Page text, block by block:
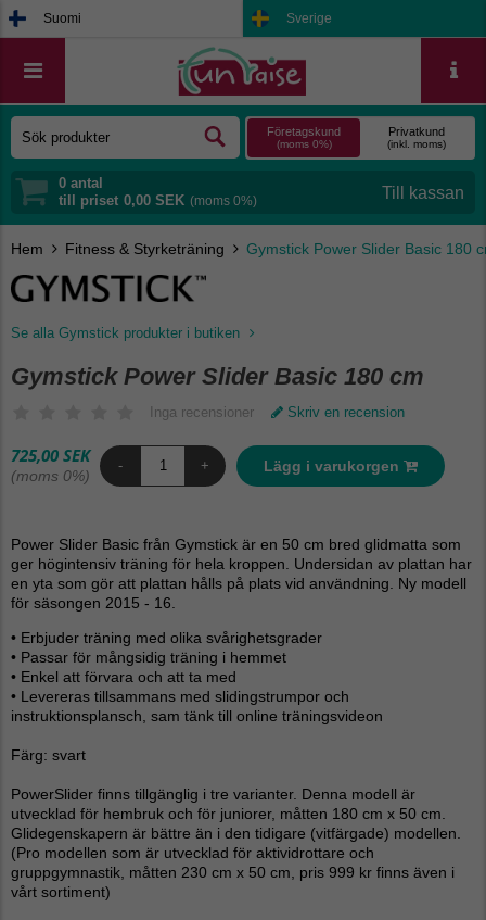
Suomi Sverige
Företagskund
(moms 0%)
Privatkund
(inkl. moms)
0 antal
till priset 0,00 SEK (moms 0%)
Hem Fitness & Styrketräning Gymstick Power Slider Basic 180
Gymstick Power Slider Basic 180 cm
Inga recensioner Skriv en recension
Se alla Gymstick produkter i butiken
725,00 SEK
(moms 0%)
- + Lägg i varukorgen
Power Slider Basic från Gymstick är en 50 cm bred glidmatta som
ger högintensiv träning för hela kroppen. Undersidan av plattan har
en yta som gör att plattan hålls på plats vid användning. Ny modell
för säsongen 2015 - 16.
• Erbjuder träning med olika svårighetsgrader
• Passar för mångsidig träning i hemmet
• Enkel att förvara och att ta med
• Levereras tillsammans med slidingstrumpor och
instruktionsplansch, sam tänk till online träningsvideon
Färg: svart
PowerSlider finns tillgänglig i tre varianter. Denna modell är
utvecklad för hembruk och för juniorer, måtten 180 cm x 50 cm.
Glidegenskapern är bättre än i den tidigare (vitfärgade) modellen.
(Pro modellen som är utvecklad för aktividrottare och
gruppgymnastik, måtten 230 cm x 50 cm, pris 999 kr finns även i
vårt sortiment)